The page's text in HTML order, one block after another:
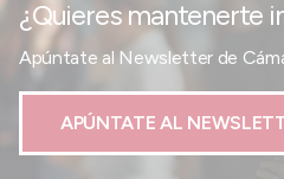
¿Quieres mantenerte
Apúntate al Newsletter de
APÚNTATE AL